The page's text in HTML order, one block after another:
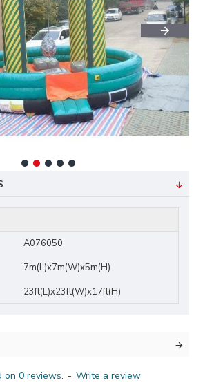
A076050
7m(L)x7m(W)x5m(H)
23ft(L)x23ft(W)x17ft(H)
on 0 reviews. - Write a review